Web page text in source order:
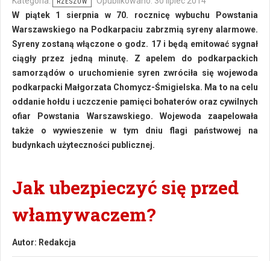
W piątek 1 sierpnia w 70. rocznicę wybuchu Powstania
Warszawskiego na Podkarpaciu zabrzmią syreny alarmowe.
Syreny zostaną włączone o godz. 17 i będą emitować sygnał
ciągły przez jedną minutę. Z apelem do podkarpackich
samorządów o uruchomienie syren zwróciła się wojewoda
podkarpacki Małgorzata Chomycz-Śmigielska. Ma to na celu
oddanie hołdu i uczczenie pamięci bohaterów oraz cywilnych
ofiar Powstania Warszawskiego. Wojewoda zaapelowała
także o wywieszenie w tym dniu flagi państwowej na
budynkach użyteczności publicznej.
Jak ubezpieczyć się przed
włamywaczem?
Autor: Redakcja